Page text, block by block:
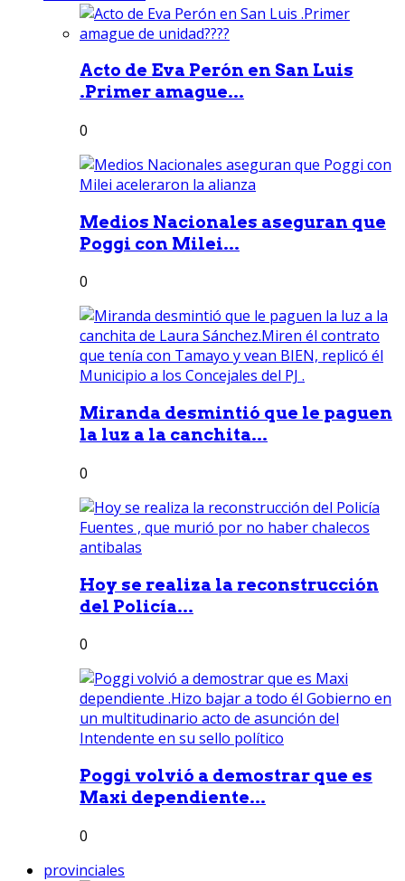
Acto de Eva Perón en San Luis
.Primer amague...
0
Medios Nacionales aseguran que
Poggi con Milei...
0
Miranda desmintió que le paguen
la luz a la canchita...
0
Hoy se realiza la reconstrucción
del Policía...
0
Poggi volvió a demostrar que es
Maxi dependiente...
0
provinciales